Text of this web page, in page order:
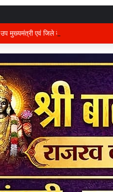
उप मुख्यमंत्री एवं जिले के प्रभारी मंत्री अरुण